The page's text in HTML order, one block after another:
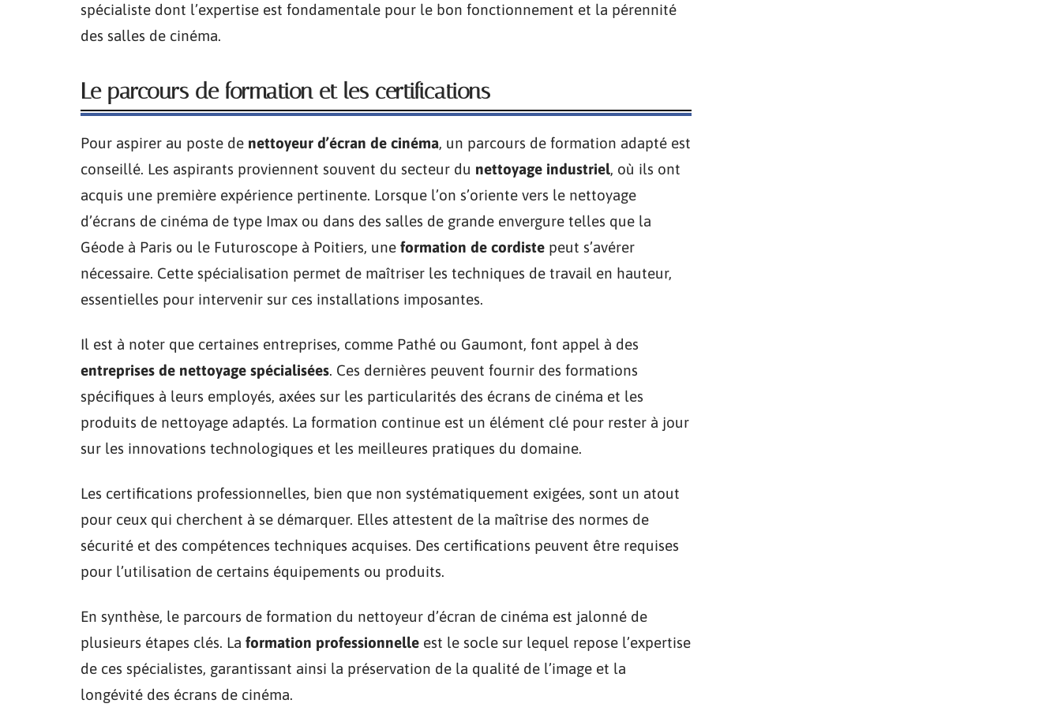
spécialiste dont l’expertise est fondamentale pour le bon fonctionnement et la pérennité
des salles de cinéma.
Le parcours de formation et les certifications
Pour aspirer au poste de nettoyeur d’écran de cinéma, un parcours de formation adapté est
conseillé. Les aspirants proviennent souvent du secteur du nettoyage industriel, où ils ont
acquis une première expérience pertinente. Lorsque l’on s’oriente vers le nettoyage
d’écrans de cinéma de type Imax ou dans des salles de grande envergure telles que la
Géode à Paris ou le Futuroscope à Poitiers, une formation de cordiste peut s’avérer
nécessaire. Cette spécialisation permet de maîtriser les techniques de travail en hauteur,
essentielles pour intervenir sur ces installations imposantes.
Il est à noter que certaines entreprises, comme Pathé ou Gaumont, font appel à des
entreprises de nettoyage spécialisées. Ces dernières peuvent fournir des formations
spécifiques à leurs employés, axées sur les particularités des écrans de cinéma et les
produits de nettoyage adaptés. La formation continue est un élément clé pour rester à jour
sur les innovations technologiques et les meilleures pratiques du domaine.
Les certifications professionnelles, bien que non systématiquement exigées, sont un atout
pour ceux qui cherchent à se démarquer. Elles attestent de la maîtrise des normes de
sécurité et des compétences techniques acquises. Des certifications peuvent être requises
pour l’utilisation de certains équipements ou produits.
En synthèse, le parcours de formation du nettoyeur d’écran de cinéma est jalonné de
plusieurs étapes clés. La formation professionnelle est le socle sur lequel repose l’expertise
de ces spécialistes, garantissant ainsi la préservation de la qualité de l’image et la
longévité des écrans de cinéma.